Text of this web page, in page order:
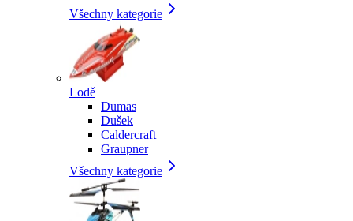
Všechny kategorie
Lodě
Dumas
Dušek
Caldercraft
Graupner
Všechny kategorie